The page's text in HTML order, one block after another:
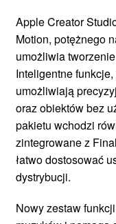
Apple Creator
Motion, potężnego
umożliwia
Inteligentne
umożliwiają
oraz obiektów bez
pakietu wchodzi
zintegrowane z
łatwo dostosować
dystrybucji.
Nowy zestaw